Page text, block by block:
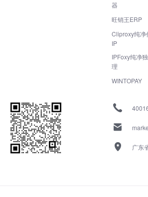
器
旺销王ERP
Cliproxy纯净
IP
IPFoxy纯净
理
WINTOPAY
广东